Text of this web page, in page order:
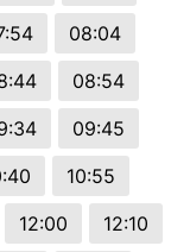
08:04
08:54
09:45
10:55
12:00 12:10